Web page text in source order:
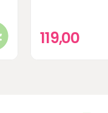
119,00